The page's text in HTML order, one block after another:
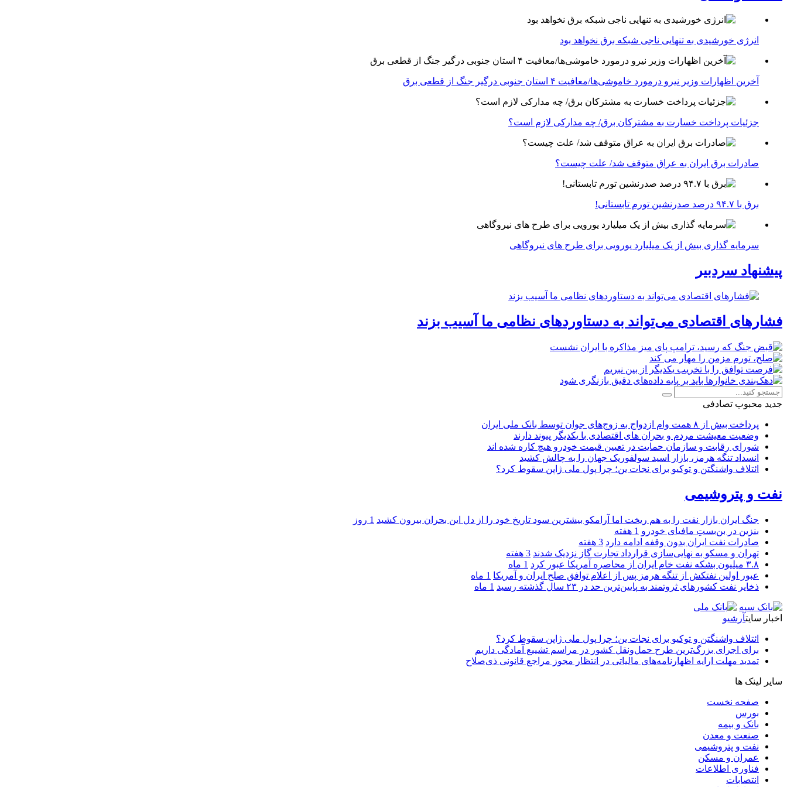
انرژی خورشیدی به تنهایی ناجی شبکه برق نخواهد بود
آخرین اظهارات وزیر نیرو درمورد خاموشی‌ها/معافیت ۴ استان جنوبی درگیر جنگ از قطعی برق
جزئیات پرداخت خسارت به مشترکان برق/ چه مدارکی لازم است؟
صادرات برق ایران به عراق متوقف شد/ علت چیست؟
برق با ۹۴.۷ درصد صدرنشین تورم تابستانی!
سرمایه گذاری بیش از یک میلیارد یورویی برای طرح های نیروگاهی
پیشنهاد سردبیر
فشارهای اقتصادی می‌تواند به دستاوردهای نظامی ما آسیب بزند
جدید محبوب تصادفی
پرداخت بیش از ۸ همت وام ازدواج به زوج‌های جوان توسط بانک ملی ایران
وضعیت معیشت مردم و بحران های اقتصادی با یکدیگر پیوند دارند
شورای رقابت و سازمان حمایت در تعیین قیمت خودرو هیچ کاره شده اند
انسداد تنگه هرمز، بازار اسید سولفوریک جهان را به چالش کشید
ائتلاف واشنگتن و توکیو برای نجات ین؛ چرا پول ملی ژاپن سقوط کرد؟
نفت و پتروشیمی
جنگ ایران بازار نفت را به هم ریخت اما آرامکو بیشترین سود تاریخ خود را از دل این بحران بیرون کشید 1 روز
بنزین در بن‌بستِ مافیای خودرو 1 هفته
صادرات نفت ایران بدون وقفه ادامه دارد 3 هفته
تهران و مسکو به نهایی‌سازی قرارداد تجارت گاز نزدیک شدند 3 هفته
۳.۸ میلیون بشکه نفت خام ایران از محاصره آمریکا عبور کرد
1 ماه
عبور اولین نفتکش از تنگه هرمز پس از اعلام توافق صلح ایران و آمریکا 1 ماه
ذخایر نفت کشورهای ثروتمند به پایین‌ترین حد در ۲۳ سال گذشته رسید
1 ماه
اخبار سایتآرشیو
ائتلاف واشنگتن و توکیو برای نجات ین؛ چرا پول ملی ژاپن سقوط کرد؟
برای اجرای بزرگ‌ترین طرح حمل‌ونقل کشور در مراسم تشییع آمادگی داریم
تمدید مهلت ارایه اظهارنامه‌های مالیاتی در انتظار مجوز مراجع قانونی ذی‌‏صلاح
سایر لینک ها
صفحه نخست
بورس
بانک و بیمه
صنعت و معدن
نفت و پتروشیمی
عمران و مسکن
فناوری اطلاعات
انتصابات